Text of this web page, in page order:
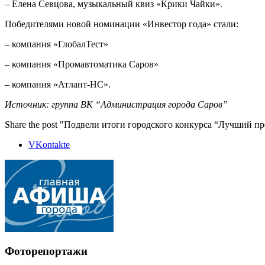
– Елена Севцова, музыкальный квиз «Крики Чайки».
Победителями новой номинации «Инвестор года» стали:
– компания «ГлобалТест»
– компания «Промавтоматика Саров»
– компания «Атлант-НС».
Источник: группа ВК “Администрация города Саров”
Share the post "Подвели итоги городского конкурса “Лучший
VKontakte
Фоторепортажи